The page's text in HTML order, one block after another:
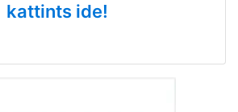
kattints ide!